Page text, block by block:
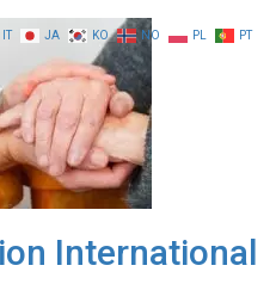
International
IT JA KO NO PL PT